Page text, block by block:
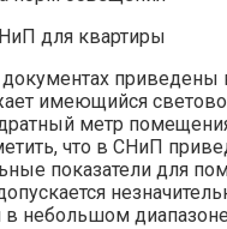
для квартиры
приведены
имеющийся
метр
что в СНиП
показатели для
в небольшом